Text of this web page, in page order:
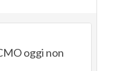
oggi non